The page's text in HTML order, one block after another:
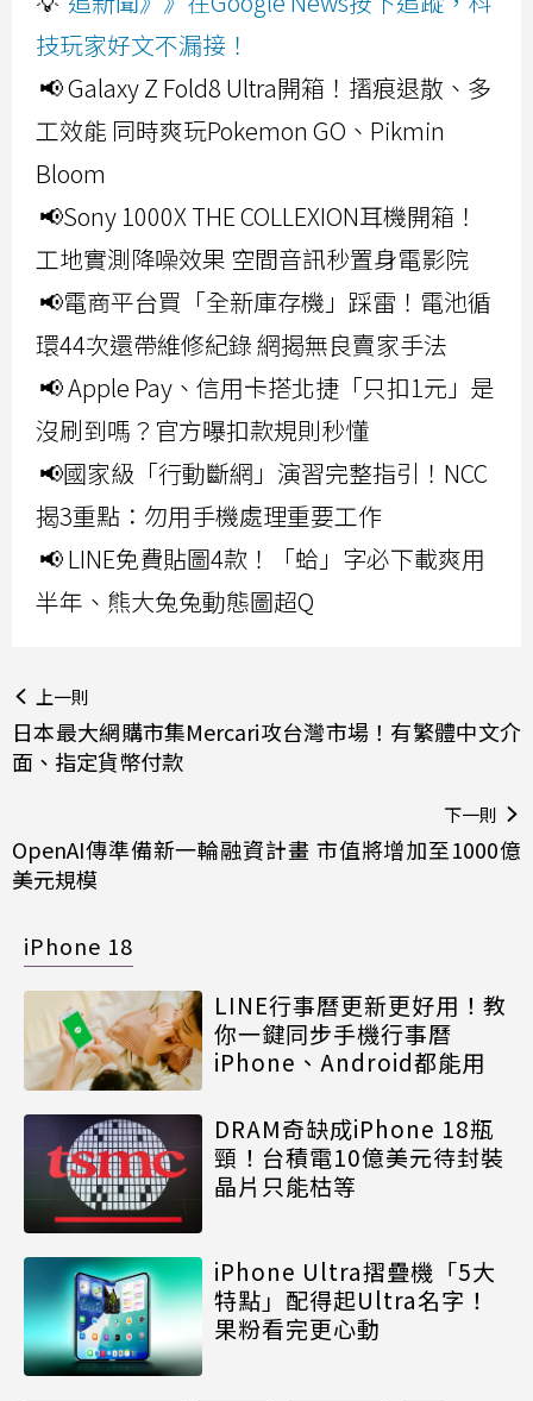
技玩家好文不漏接！
📢 Galaxy Z Fold8 Ultra開箱！摺痕退散、多
工效能 同時爽玩Pokemon GO、Pikmin
Bloom
📢Sony 1000X THE COLLEXION耳機開箱！
工地實測降噪效果 空間音訊秒置身電影院
📢電商平台買「全新庫存機」踩雷！電池循
環44次還帶維修紀錄 網揭無良賣家手法
📢 Apple Pay、信用卡搭北捷「只扣1元」是
沒刷到嗎？官方曝扣款規則秒懂
📢國家級「行動斷網」演習完整指引！NCC
揭3重點：勿用手機處理重要工作
📢 LINE免費貼圖4款！「蛤」字必下載爽用
半年、熊大兔兔動態圖超Q
上一則
日本最大網購市集Mercari攻台灣市場！有繁體中文介
面、指定貨幣付款
下一則
OpenAI傳準備新一輪融資計畫 市值將增加至1000億
美元規模
iPhone 18
LINE行事曆更新更好用！教
你一鍵同步手機行事曆
iPhone、Android都能用
DRAM奇缺成iPhone 18瓶
頸！台積電10億美元待封裝
晶片只能枯等
iPhone Ultra摺疊機「5大
特點」配得起Ultra名字！
果粉看完更心動